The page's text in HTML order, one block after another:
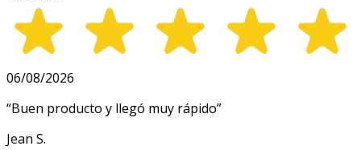
06/08/2026
“Buen producto y llegó muy rápido”
Jean S.